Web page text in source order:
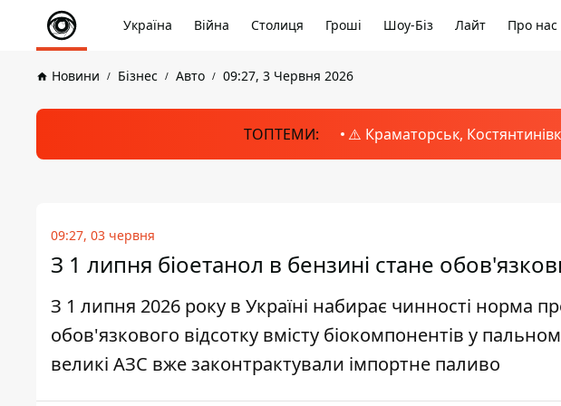
Україна Війна Столиця Гроші Шоу-Біз Лайт Про нас
Новини Бізнес Авто 09:27, 3 Червня 2026
ТОПТЕМИ: ⚠️ Краматорськ,
09:27, 03 червня
З 1 липня біоетанол в бензині стане
З 1 липня 2026 року в Україні набирає чинності норма
обов'язкового відсотку вмісту біокомпонентів у
великі АЗС вже законтрактували імпортне паливо